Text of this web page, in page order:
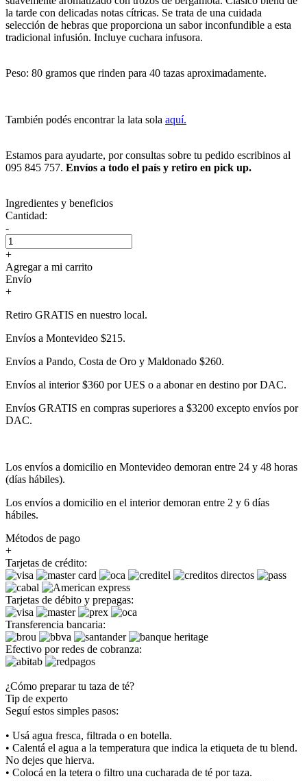
la tarde con delicadas notas cítricas. Se trata de una cuidada
selección de hebras que proporciona un sabor inconfundible a esta
tradicional infusión. Incluye cuchara infusora.
Peso: 80 gramos que rinden para 40 tazas aproximadamente.
También podés encontrar la lata sola aquí.
Estamos para ayudarte, por consultas sobre tu pedido escribinos al
095 845 757. Envíos a todo el país y retiro en pick up.
Ingredientes y beneficios
Cantidad:
-
+
Agregar a mi carrito
Envío
+
Retiro GRATIS en nuestro local.
Envíos a Montevideo $215.
Envíos a Pando, Costa de Oro y Maldonado $260.
Envíos al interior $360 por UES o a abonar en destino por DAC.
Envíos GRATIS en compras superiores a $3200 excepto envíos por
DAC.
Los envíos a domicilio en Montevideo demoran entre 24 y 48 horas
(días hábiles).
Los envíos a domicilio en el interior demoran entre 2 y 6 días
hábiles.
Métodos de pago
+
Tarjetas de crédito:
Tarjetas de débito y prepagas:
Transferencia bancaria:
Efectivo por redes de cobranza:
¿Cómo preparar tu taza de té?
Tip de experto
Seguí estos simples pasos:
• Usá agua fresca, filtrada o en botella.
• Calentá el agua a la temperatura que indica la etiqueta de tu blend.
No dejes que hierva.
• Colocá en la tetera o filtro una cucharada de té por taza.